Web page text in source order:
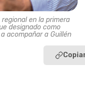
en la primera
designado como
acompañar a Guillén